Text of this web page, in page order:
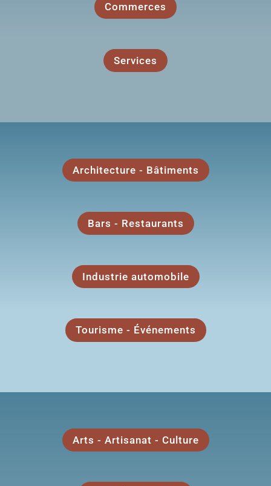
Commerces
Services
Architecture - Bâtiments
Bars - Restaurants
Industrie automobile
Tourisme - Événements
Arts - Artisanat - Culture